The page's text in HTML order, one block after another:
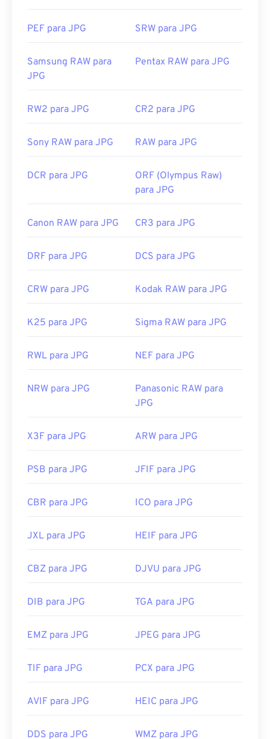
Desenvolvido por:
CompuServe, Inc.
Lançamento inicial:
15 de junho de 1987
navegadores populares comoo Chrome, em
Para redimensionar imagens JPEG, use nossa
ferramenta
Group
Lançamento inicial: 18 de setembro de 1992
Use nossoSeletor de Corespara escolher cores de
PEF para JPG SRW para JPG
Samsung RAW para
JPG
Pentax RAW para JPG
RW2 para JPG CR2 para JPG
Sony RAW para JPG RAW para JPG
DCR para JPG
ORF (Olympus Raw)
para JPG
Canon RAW para JPG CR3 para JPG
DRF para JPG DCS para JPG
CRW para JPG Kodak RAW para JPG
K25 para JPG Sigma RAW para JPG
RWL para JPG NEF para JPG
NRW para JPG
Panasonic RAW para
JPG
X3F para JPG ARW para JPG
PSB para JPG JFIF para JPG
CBR para JPG ICO para JPG
JXL para JPG HEIF para JPG
CBZ para JPG DJVU para JPG
DIB para JPG TGA para JPG
EMZ para JPG JPEG para JPG
TIF para JPG PCX para JPG
AVIF para JPG HEIC para JPG
DDS para JPG WMZ para JPG